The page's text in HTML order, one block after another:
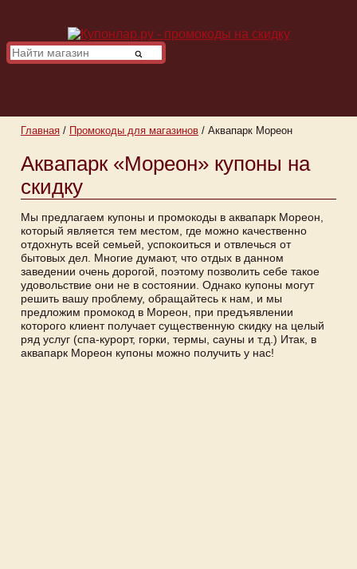
Главная / Промокоды для магазинов / Аквапарк Мореон
Аквапарк «Мореон» купоны на
скидку
Мы предлагаем купоны и промокоды в аквапарк Мореон,
который является тем местом, где можно качественно
отдохнуть всей семьей, успокоиться и отвлечься от
бытовых дел. Многие думают, что отдых в данном
заведении очень дорогой, поэтому позволить себе такое
удовольствие они не в состоянии. Однако купоны могут
решить вашу проблему, обращайтесь к нам, и мы
предложим промокод в Мореон, при предъявлении
которого клиент получает существенную скидку на целый
ряд услуг (спа-курорт, горки, термы, сауны и т.д.) Итак, в
аквапарк Мореон купоны можно получить у нас!